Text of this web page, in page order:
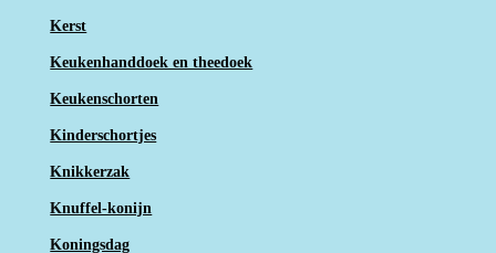
Kerst
Keukenhanddoek en theedoek
Keukenschorten
Kinderschortjes
Knikkerzak
Knuffel-konijn
Koningsdag